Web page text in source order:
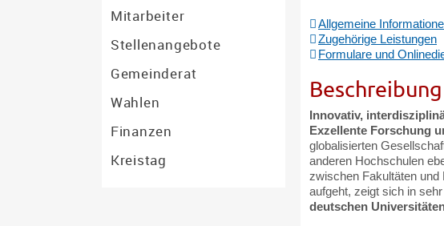
Mitarbeiter
Stellenangebote
Gemeinderat
Wahlen
Finanzen
Kreistag
Allgemeine
Zugehörige Leistungen
Formulare und
Beschreibung
Innovativ,
Exzellente Forschung
globalisierten
anderen Hochschulen
zwischen Fakultäten und
aufgeht, zeigt sich in
deutschen